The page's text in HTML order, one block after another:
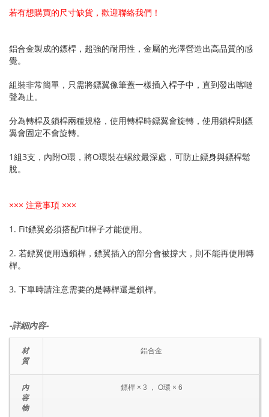
若有想購買的尺寸缺貨，歡迎聯絡我們！
鋁合金製成的鏢桿，超強的耐用性，金屬的光澤營造出高品質的感
覺。
組裝非常簡單，只需將鏢翼像筆蓋一樣插入桿子中，直到發出喀噠
聲為止。
分為轉桿及鎖桿兩種規格，使用轉桿時鏢翼會旋轉，使用鎖桿則鏢
翼會固定不會旋轉。
1組3支，內附O環，將O環裝在螺紋最深處，可防止鏢身與鏢桿鬆
脫。
××× 注意事項 ×××
1. Fit鏢翼必須搭配Fit桿子才能使用。
2. 若鏢翼使用過鎖桿，鏢翼插入的部分會被撐大，則不能再使用轉
桿。
3. 下單時請注意需要的是轉桿還是鎖桿。
-詳細內容-
材
質
鋁合金
內
容
物
鏢桿 × 3 ， O環 × 6